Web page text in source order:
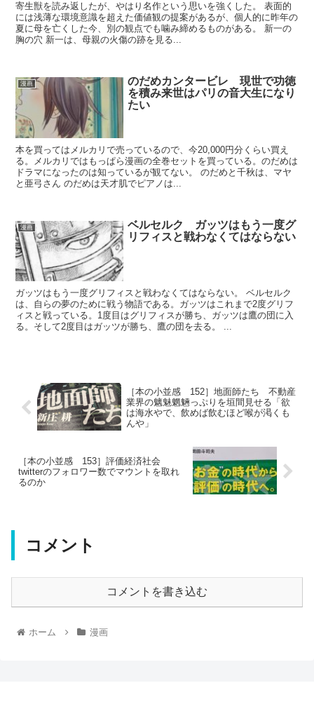
寄生獣を読み返したが、やはり名作という思いを強くした。 表面的
には浅薄な環境意識を超えた価値観の提案があるが、個人的に昨年の
夏に母を亡くした今、別の観点でも噛み締めるものがある。 新一の
胸の穴 新一は、母親の火傷の跡を見る...
漫画
のだめカンタービレ 現世で功徳
を積み来世はパリの音大生になり
たい
本を買ってはメルカリで売っているので、今20,000円分くらい買え
る。メルカリではもっぱら漫画の全巻セットを買っている。のだめは
ドラマになったのは知っているが観てない。 のだめと千秋は、マヤ
と亜弓さん のだめは天才肌でピアノは...
漫画
ベルセルク ガッツはもう一度グ
リフィスと戦わなくてはならない
ガッツはもう一度グリフィスと戦わなくてはならない。 ベルセルク
は、自らの夢のために戦う物語である。ガッツはこれまで2度グリフ
ィスと戦っている。1度目はグリフィスが勝ち、ガッツは鷹の団に入
る。そして2度目はガッツが勝ち、鷹の団を去る。 ...
［本の小並感 152］地面師たち 不動産
業界の魑魅魍魎っぷりを垣間見せる「欲
は海水やで、飲めば飲むほど喉が渇くも
んや」
［本の小並感 153］評価経済社会
twitterのフォロワー数でマウントを取れ
るのか
コメント
コメントを書き込む
ホーム 漫画